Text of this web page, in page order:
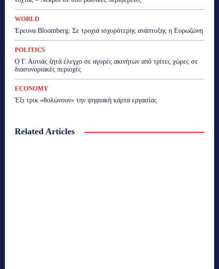
WORLD
Έρευνα Bloomberg: Σε τροχιά ισχυρότερης ανάπτυξης η Ευρωζώνη
POLITICS
Ο Γ. Αυτιάς ζητά έλεγχο σε αγορές ακινήτων από τρίτες χώρες σε
διασυνοριακές περιοχές
ECONOMY
Έξι τρικ «θολώνουν» την ψηφιακή κάρτα εργασίας
Related Articles